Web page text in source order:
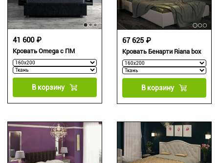
Кровать Omega с ПМ
41 600 ₽
В корзину
Кровать Бенарти Riana box
67 625 ₽
В корзину